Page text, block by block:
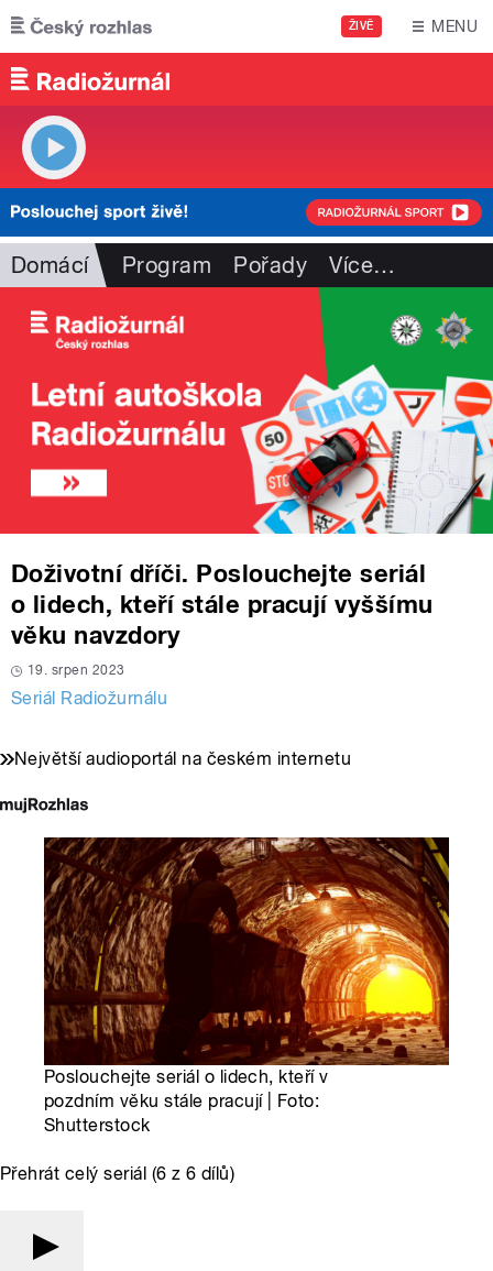
Přejít k hlavnímu obsahu
ŽIVĚ MENU
Domácí Program Pořady Více…
Doživotní dříči. Poslouchejte seriál
o lidech, kteří stále pracují vyššímu
věku navzdory
19. srpen 2023
Seriál Radiožurnálu
Největší audioportál na českém internetu
Poslouchejte seriál o lidech, kteří v
pozdním věku stále pracují | Foto:
Shutterstock
Přehrát celý seriál (6 z 6 dílů)